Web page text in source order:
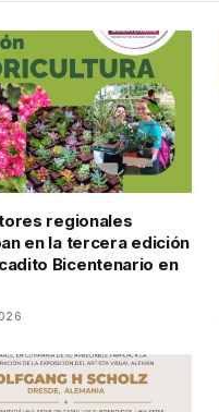
regionales
en la tercera edición
Bicentenario en